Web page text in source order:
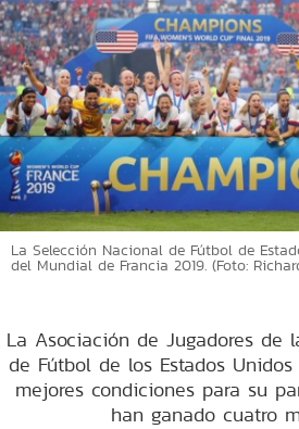
La Selección Nacional de Fútbol de
del Mundial de Francia 2019. (Foto:
La Asociación de Jugadores de
de Fútbol de los Estados Unidos
mejores condiciones para su
han ganado cuatro